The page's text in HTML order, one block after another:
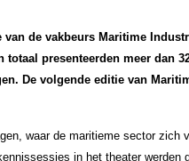
van de vakbeurs Maritime
totaal presenteerden meer dan
De volgende editie van
waar de maritieme sector
in het theater werden